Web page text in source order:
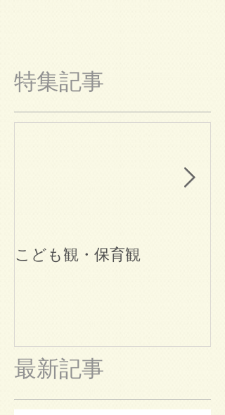
特集記事
こども観・保育観
最新記事